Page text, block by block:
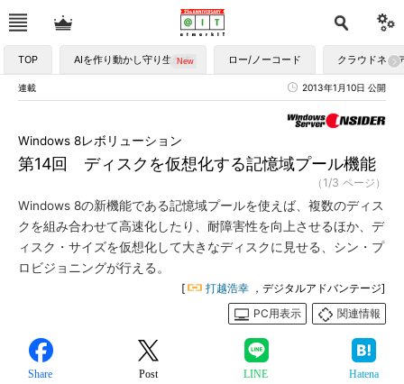
TOP AIを作り動かし守り生かす ロー/ノーコード クラウドネイ
連載 2013年1月10日 公開
第14回 ディスクを仮想化する記憶域プール機能
Windows 8レボリューション
（1/3 ページ）
Windows 8の新機能である記憶域プールを使えば、複数のディス
クを組み合わせて高速化したり、耐障害性を向上させるほか、デ
ィスク・サイズを仮想化して大きなディスクに見せる、シン・プ
ロビジョニングが行える。
[ 打越浩幸 ，デジタルアドバンテージ]
PC用表示
関連情報
Share Post LINE Hatena